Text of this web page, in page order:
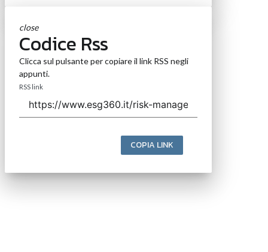
close
Codice Rss
Clicca sul pulsante per copiare il link RSS negli
appunti.
RSS link
COPIA LINK